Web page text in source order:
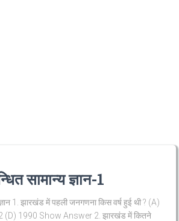
सामान्य ज्ञान-1
1. झारखंड में पहली जनगणना किस वर्ष हुई थी ? (A)
(D) 1990 Show Answer 2. झारखंड में कितने